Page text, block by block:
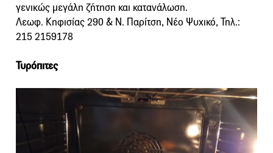
γενικώς μεγάλη ζήτηση και κατανάλωση.
Λεωφ. Κηφισίας 290 & Ν. Παρίτση, Νέο Ψυχικό, Τηλ.:
215 2159178
Τυρόπιτες